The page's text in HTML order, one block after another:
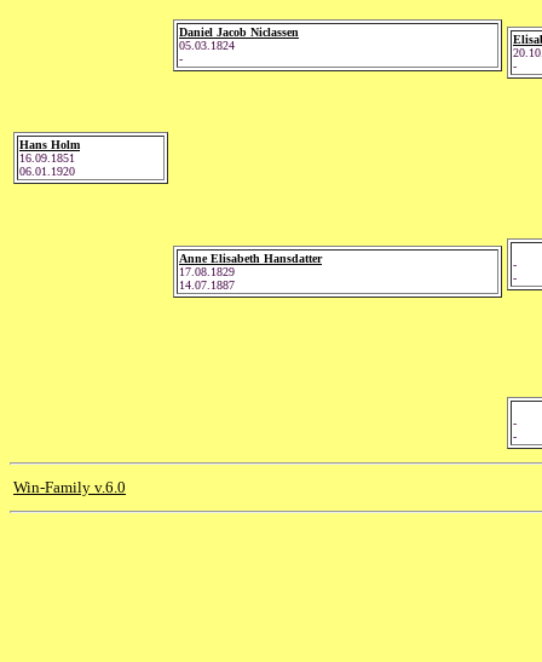
Hans Holm
16.09.1851
06.01.1920
Daniel Jacob Niclassen
05.03.1824
-
Anne Elisabeth Hansdatter
17.08.1829
14.07.1887
-
-
-
-
-
Win-Family v.6.0